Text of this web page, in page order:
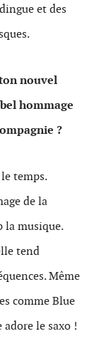
et des
nouvel
hommage
?
temps.
de la
la musique.
tend
Même
comme Blue
le saxo !